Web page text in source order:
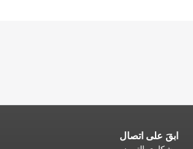
ابقَ على اتصال